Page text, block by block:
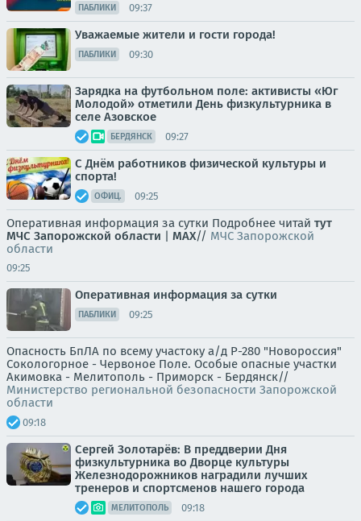
ПАБЛИКИ 09:37
Уважаемые жители и гости города!
ПАБЛИКИ 09:30
Зарядка на футбольном поле: активисты «Юг
Молодой» отметили День физкультурника в
селе Азовское
БЕРДЯНСК 09:27
С Днём работников физической культуры и
спорта!
ОФИЦ. 09:25
Оперативная информация за сутки Подробнее читай тут
МЧС Запорожской области | MAX// МЧС Запорожской
области
09:25
Оперативная информация за сутки
ПАБЛИКИ 09:25
Опасность БпЛА по всему участоку а/д Р-280 "Новороссия"
Сокологорное - Червоное Поле. Особые опасные участки
Акимовка - Мелитополь - Приморск - Бердянск//
Министерство региональной безопасности Запорожской
области
09:18
Сергей Золотарёв: В преддверии Дня
физкультурника во Дворце культуры
Железнодорожников наградили лучших
тренеров и спортсменов нашего города
МЕЛИТОПОЛЬ 09:18